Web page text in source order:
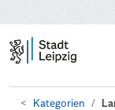
Kategorien